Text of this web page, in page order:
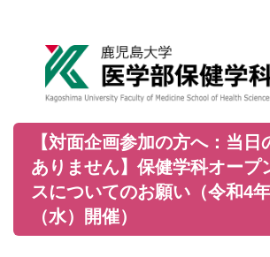
【対面企画参加の方へ：当日
ありません】保健学科オープ
スについてのお願い（令和4
（水）開催）